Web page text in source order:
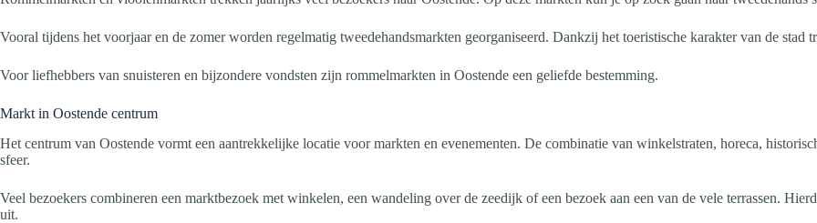
Vooral tijdens het voorjaar en de zomer worden regelmatig tweedehandsmarkten georganiseerd. Dankzij het toeristische karakter van de stad
Voor liefhebbers van snuisteren en bijzondere vondsten zijn rommelmarkten in Oostende een geliefde bestemming.
Markt in Oostende centrum
Het centrum van Oostende vormt een aantrekkelijke locatie voor markten en evenementen. De combinatie van winkelstraten, horeca,
sfeer.
Veel bezoekers combineren een marktbezoek met winkelen, een wandeling over de zeedijk of een bezoek aan een van de vele terrassen.
uit.